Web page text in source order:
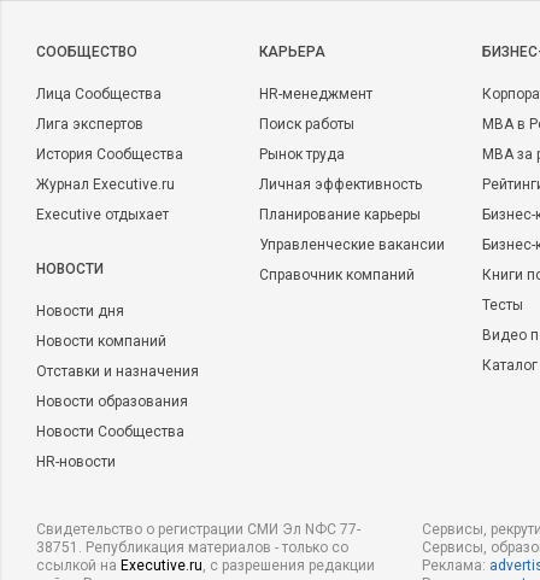
CООБЩЕСТВО
Лица Сообщества
Лига экспертов
История Сообщества
Журнал Executive.ru
Executive отдыхает
НОВОСТИ
Новости дня
Новости компаний
Отставки и назначения
Новости образования
Новости Сообщества
HR-новости
КАРЬЕРА
HR-менеджмент
Поиск работы
Рынок труда
Личная эффективность
Планирование карьеры
Управленческие вакансии
Справочник компаний
MBA в
MBA
Бизнес-
Книги
Тесты
Видео
Свидетельство о регистрации СМИ Эл NФС 77-
38751. Републикация материалов - только со
ссылкой на Executive.ru, с разрешения редакции
Сервисы,
Сервисы,
Реклама: